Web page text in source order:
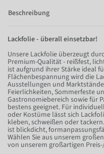
Beschreibung
Lackfolie - überall einsetzbar!
Unsere Lackfolie überzeugt
Premium-Qualität - reißfest,
ist aufgrund ihrer Stärke ideal
Flächenbespannung wird die
Ausstellungen und
Feierlichkeiten, Sommerfeste
Gastronomiebereich sowie für
bestens geeignet. Für
oder Kostüme lässt sich
kleben, schweißen oder
ist blickdicht,
Wählen Sie aus unserem
von unserem großartigen